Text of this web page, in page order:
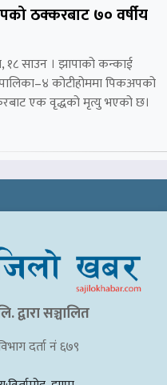
ठक्करबाट ७० वर्षीय
१८ साउन । झापाको कन्काई
कोटीहोममा पिकअपको
एक वृद्धको मृत्यु भएको छ।
द्वारा सञ्चालित
दर्ता नं ६७९